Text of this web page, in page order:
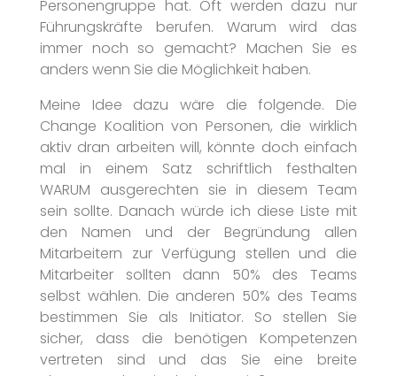
Personengruppe hat. Oft werden dazu nur
Führungskräfte berufen. Warum wird das
immer noch so gemacht? Machen Sie es
anders wenn Sie die Möglichkeit haben.
Meine Idee dazu wäre die folgende. Die
Change Koalition von Personen, die wirklich
aktiv dran arbeiten will, könnte doch einfach
mal in einem Satz schriftlich festhalten
WARUM ausgerechten sie in diesem Team
sein sollte. Danach würde ich diese Liste mit
den Namen und der Begründung allen
Mitarbeitern zur Verfügung stellen und die
Mitarbeiter sollten dann 50% des Teams
selbst wählen. Die anderen 50% des Teams
bestimmen Sie als Initiator. So stellen Sie
sicher, dass die benötigen Kompetenzen
vertreten sind und das Sie eine breite